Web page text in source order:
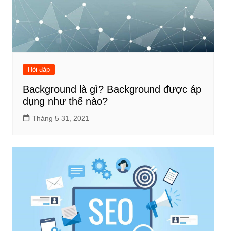
Hỏi đáp
Background là gì? Background được áp
dụng như thế nào?
Tháng 5 31, 2021